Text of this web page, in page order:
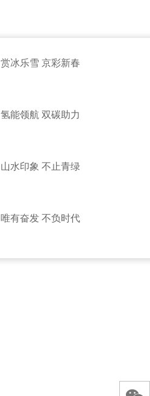
赏冰乐雪 京彩新春
氢能领航 双碳助力
山水印象 不止青绿
唯有奋发 不负时代